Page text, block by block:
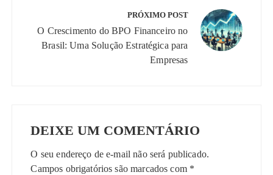
PRÓXIMO POST
O Crescimento do BPO Financeiro no
Brasil: Uma Solução Estratégica para
Empresas
DEIXE UM COMENTÁRIO
O seu endereço de e-mail não será publicado.
Campos obrigatórios são marcados com *